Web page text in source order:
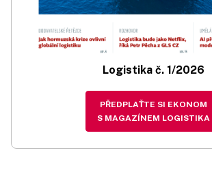
Logistika č. 1/2026
PŘEDPLAŤTE SI EKONOM
S MAGAZÍNEM LOGISTIKA